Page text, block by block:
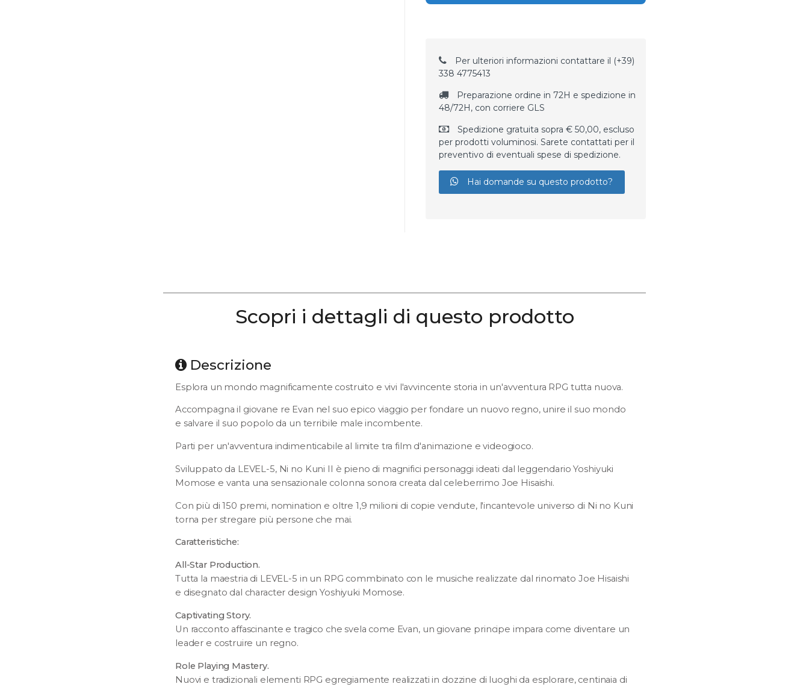
Per ulteriori informazioni contattare il (+39)
338 4775413
Preparazione ordine in 72H e spedizione in
48/72H, con corriere GLS
Spedizione gratuita sopra € 50,00, escluso
per prodotti voluminosi. Sarete contattati per il
preventivo di eventuali spese di spedizione.
Hai domande su questo prodotto?
Scopri i dettagli di questo prodotto
Descrizione
Esplora un mondo magnificamente costruito e vivi l'avvincente storia in un'avventura RPG tutta nuova.
Accompagna il giovane re Evan nel suo epico viaggio per fondare un nuovo regno, unire il suo mondo
e salvare il suo popolo da un terribile male incombente.
Parti per un'avventura indimenticabile al limite tra film d'animazione e videogioco.
Sviluppato da LEVEL-5, Ni no Kuni II è pieno di magnifici personaggi ideati dal leggendario Yoshiyuki
Momose e vanta una sensazionale colonna sonora creata dal celeberrimo Joe Hisaishi.
Con più di 150 premi, nomination e oltre 1,9 milioni di copie vendute, l'incantevole universo di Ni no Kuni
torna per stregare più persone che mai.
Caratteristiche:
All-Star Production.
Tutta la maestria di LEVEL-5 in un RPG commbinato con le musiche realizzate dal rinomato Joe Hisaishi
e disegnato dal character design Yoshiyuki Momose.
Captivating Story.
Un racconto affascinante e tragico che svela come Evan, un giovane principe impara come diventare un
leader e costruire un regno.
Role Playing Mastery.
Nuovi e tradizionali elementi RPG egregiamente realizzati in dozzine di luoghi da esplorare, centinaia di